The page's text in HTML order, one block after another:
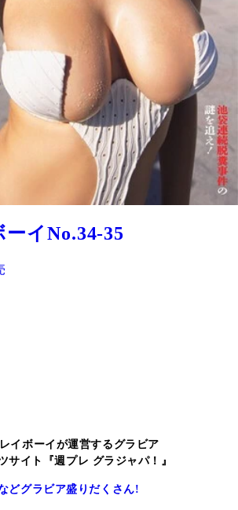
イNo.34-35
イボーイが運営するグラビア
サイト『週プレ グラジャパ！』
どグラビア盛りだくさん!